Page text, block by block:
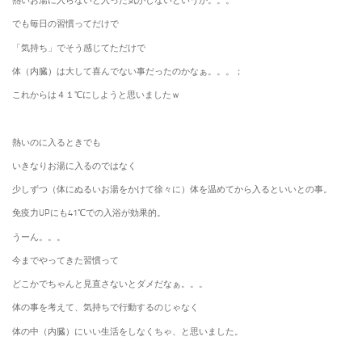
でも毎日の習慣ってだけで
「気持ち」でそう感じてただけで
体（内臓）は大して喜んでない事だったのかなぁ。。。；
これからは４１℃にしようと思いましたｗ
熱いのに入るときでも
いきなりお湯に入るのではなく
少しずつ（体にぬるいお湯をかけて徐々に）体を温めてから入るといいとの事。
免疫力UPにも41℃での入浴が効果的。
うーん。。。
今までやってきた習慣って
どこかでちゃんと見直さないとダメだなぁ。。。
体の事を考えて、気持ちで行動するのじゃなく
体の中（内臓）にいい生活をしなくちゃ、と思いました。